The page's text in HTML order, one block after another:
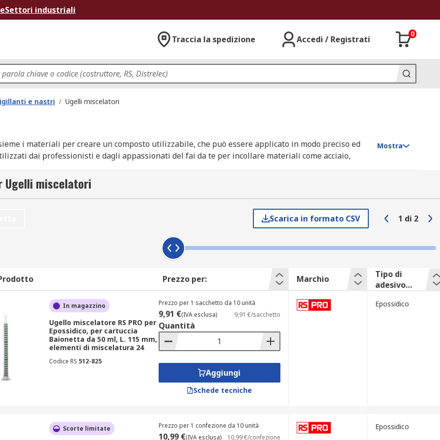
Settori industriali
Traccia la spedizione Accedi / Registrati
0
e nastri / Ugelli miscelatori
i materiali per creare un composto utilizzabile, che può essere applicato in modo preciso ed
dai professionisti e dagli appassionati del fai da te per incollare materiali come acciaio,
elicoidale di miscelazione, che assicura la miscelazione completa dei materiali che si mettono
passano lungo la lunghezza dell'ugello. Dopo aver attraversato l'ugello, il materiale miscelato
del numero di elementi che si desidera miscelare e delle dimensioni delle cartucce. È possibile
tra sette e venti elementi di miscelazione supportati.
Mostra
miscelatori
Scarica in formato CSV 1 di 2
Prezzo per: Marchio
Tipo di
adesivo
In magazzino
Ugello miscelatore RS PRO per
Epossidico, per cartuccia
Baionetta da 50 ml, L. 115 mm,
elementi di miscelatura 24
Codice RS 512-825
Prezzo per 1 sacchetto da 10 unità
9,91 €(IVA esclusa) 9,91 €/sacchetto
Quantità
Aggiungi
Schede tecniche
Epossidico
Scorte limitate Prezzo per 1 confezione da 10 unità
10,99 €(IVA esclusa) 10,99 €/confezione
Epossidico